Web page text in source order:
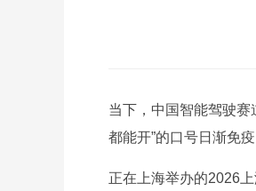
当下，中国智能驾驶赛
都能开”的口号日渐免
正在上海举办的2026